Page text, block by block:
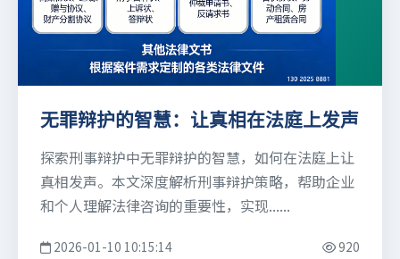
无罪辩护的智慧：让真相在法庭上发声
探索刑事辩护中无罪辩护的智慧，如何在法庭上让
真相发声。本文深度解析刑事辩护策略，帮助企业
和个人理解法律咨询的重要性，实现......
2026-01-10 10:15:14 920